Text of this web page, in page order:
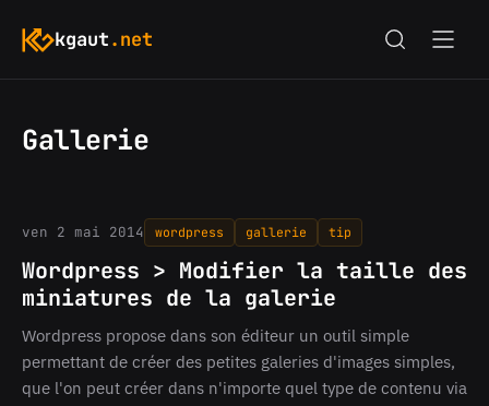
kgaut.net
Gallerie
ven 2 mai 2014 wordpress gallerie tip
Wordpress > Modifier la taille des
miniatures de la galerie
Wordpress propose dans son éditeur un outil simple
permettant de créer des petites galeries d'images simples,
que l'on peut créer dans n'importe quel type de contenu via